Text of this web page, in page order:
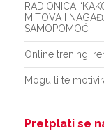
RADIONICA
MITOVA I
SAMOPOMOĆ
Online trening,
Mogu li te
Pretplati se